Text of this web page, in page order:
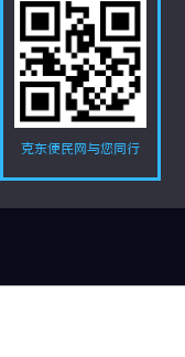
克东便民网与您同行